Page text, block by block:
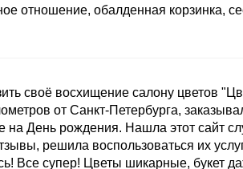
отношение, обалденная корзинка,
своё восхищение салону цветов
от Санкт-Петербурга,
на День рождения. Нашла этот сайт
решила воспользоваться их
Все супер! Цветы шикарные, букет